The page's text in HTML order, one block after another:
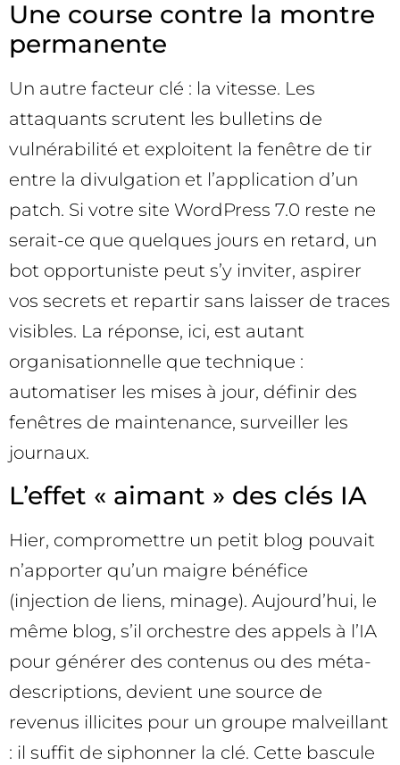
Une course contre la montre
permanente
Un autre facteur clé : la vitesse. Les
attaquants scrutent les bulletins de
vulnérabilité et exploitent la fenêtre de tir
entre la divulgation et l’application d’un
patch. Si votre site WordPress 7.0 reste ne
serait-ce que quelques jours en retard, un
bot opportuniste peut s’y inviter, aspirer
vos secrets et repartir sans laisser de traces
visibles. La réponse, ici, est autant
organisationnelle que technique :
automatiser les mises à jour, définir des
fenêtres de maintenance, surveiller les
journaux.
L’effet « aimant » des clés IA
Hier, compromettre un petit blog pouvait
n’apporter qu’un maigre bénéfice
(injection de liens, minage). Aujourd’hui, le
même blog, s’il orchestre des appels à l’IA
pour générer des contenus ou des méta-
descriptions, devient une source de
revenus illicites pour un groupe malveillant
: il suffit de siphonner la clé. Cette bascule